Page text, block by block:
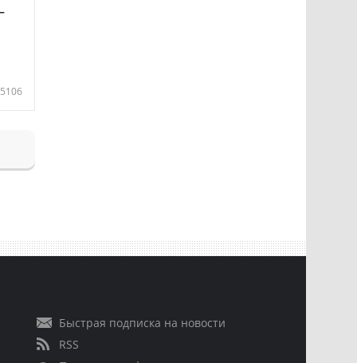
5106
Быстрая подписка на новости
RSS